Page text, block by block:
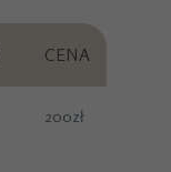
CENA
200zł